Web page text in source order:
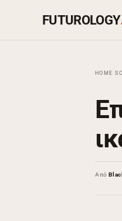
FUTUROLOGY
HOME ›
Από